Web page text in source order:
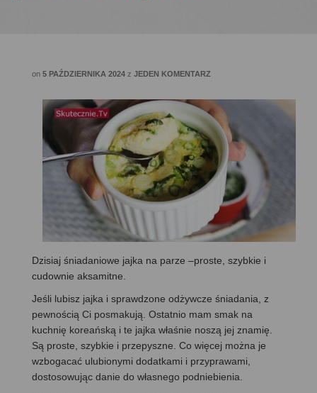
on 5 PAŹDZIERNIKA 2024 z JEDEN KOMENTARZ
Dzisiaj śniadaniowe jajka na parze –proste, szybkie i
cudownie aksamitne.
Jeśli lubisz jajka i sprawdzone odżywcze śniadania, z
pewnością Ci posmakują. Ostatnio mam smak na
kuchnię koreańską i te jajka właśnie noszą jej znamię.
Są proste, szybkie i przepyszne. Co więcej można je
wzbogacać ulubionymi dodatkami i przyprawami,
dostosowując danie do własnego podniebienia.